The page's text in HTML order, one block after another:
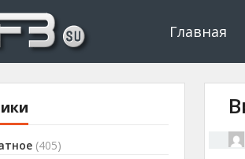
Главная
(405)